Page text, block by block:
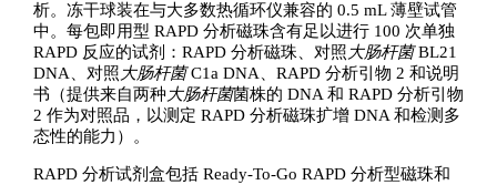
析。冻干球装在与大多数热循环仪兼容的 0.5 mL 薄壁试管
中。每包即用型 RAPD 分析磁珠含有足以进行 100 次单独
RAPD 反应的试剂：RAPD 分析磁珠、对照 大肠杆菌BL21
DNA、对照 大肠杆菌C1a DNA、RAPD 分析引物 2 和说明
书（提供来自两种 大肠杆菌菌株的 DNA 和 RAPD 分析引物
2 作为对照品，以测定 RAPD 分析磁珠扩增 DNA 和检测多
态性的能力）。
RAPD 分析试剂盒包括 Ready-To-Go RAPD 分析型磁珠和